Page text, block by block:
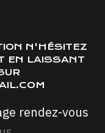
N'HÉSITEZ
EN LAISSANT
rendez-vous